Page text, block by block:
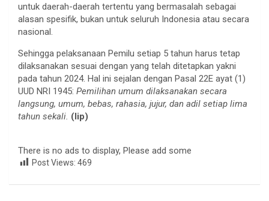
untuk daerah-daerah tertentu yang bermasalah sebagai
alasan spesifik, bukan untuk seluruh Indonesia atau secara
nasional.
Sehingga pelaksanaan Pemilu setiap 5 tahun harus tetap
dilaksanakan sesuai dengan yang telah ditetapkan yakni
pada tahun 2024. Hal ini sejalan dengan Pasal 22E ayat (1)
UUD NRI 1945: Pemilihan umum dilaksanakan secara
langsung, umum, bebas, rahasia, jujur, dan adil setiap lima
tahun sekali. (lip)
There is no ads to display, Please add some
Post Views: 469